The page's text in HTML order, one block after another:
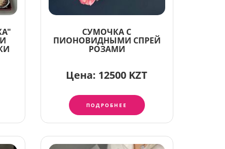
СУМОЧКА С
ПИОНОВИДНЫМИ СПРЕЙ
РОЗАМИ
Цена: 12500 KZT
ПОДРОБНЕЕ